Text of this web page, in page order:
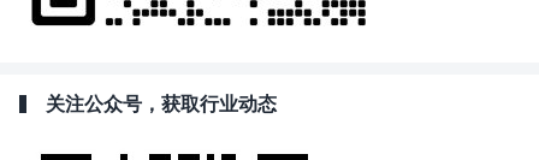
关注公众号，获取行业动态